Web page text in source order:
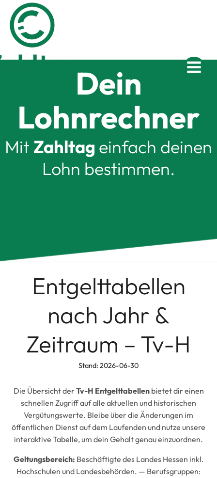
Inhalt
springen
Dein
Lohnrechner
Mit Zahltag einfach deinen
Lohn bestimmen.
Entgelttabellen
nach Jahr &
Zeitraum – Tv-H
Stand: 2026-06-30
Die Übersicht derTv-H Entgelttabellenbietet dir einen
schnellen Zugriff auf alle aktuellen und historischen
Vergütungswerte. Bleibe über die Änderungen im
öffentlichen Dienst auf dem Laufenden und nutze unsere
interaktive Tabelle, um dein Gehalt genau einzuordnen.
Geltungsbereich: Beschäftigte des Landes Hessen inkl.
Hochschulen und Landesbehörden. — Berufsgruppen: